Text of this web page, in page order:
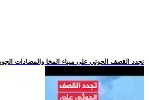
.. تجدد القصف الحوثي على ميناء المخا والمضادات